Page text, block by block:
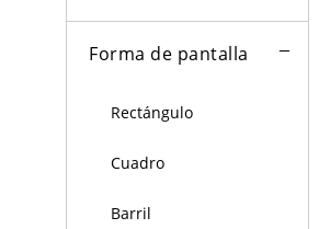
Forma de pantalla
Rectángulo
Cuadro
Barril